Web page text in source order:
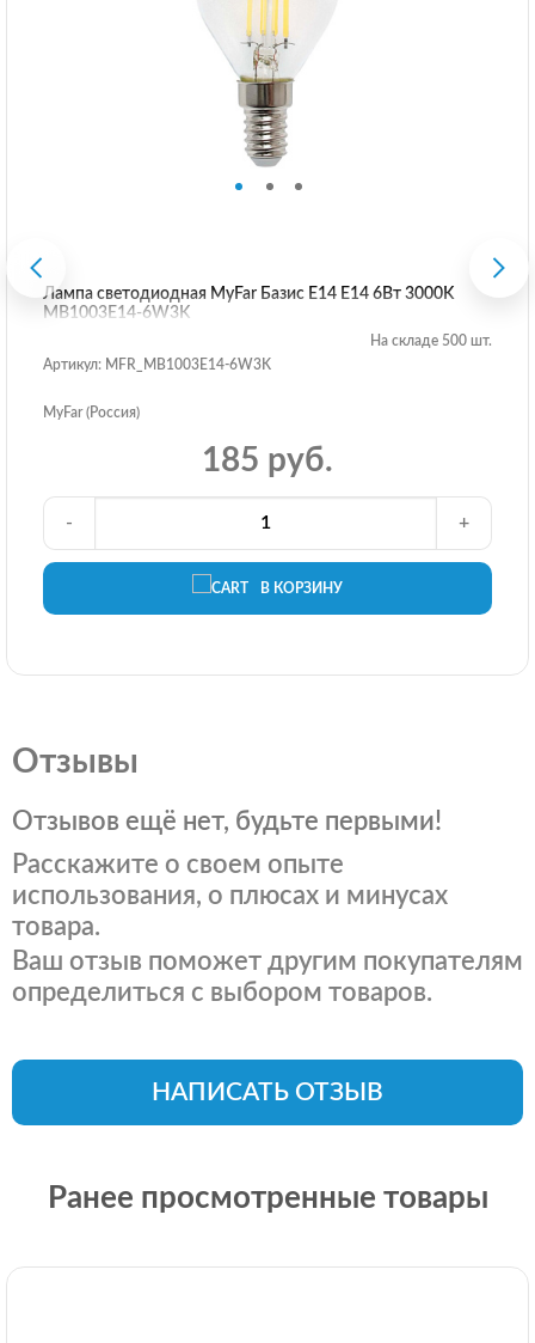
Лампа светодиодная MyFar Базис E14 E14 6Вт 3000K
MB1003E14-6W3K
На складе 500 шт.
Артикул: MFR_MB1003E14-6W3K
MyFar (Россия)
185 руб.
В КОРЗИНУ
- +
Отзывы
Отзывов ещё нет, будьте первыми!
Расскажите о своем опыте
использования, о плюсах и минусах
товара.
Ваш отзыв поможет другим покупателям
определиться с выбором товаров.
НАПИСАТЬ ОТЗЫВ
Ранее просмотренные товары